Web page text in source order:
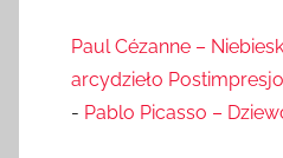
Paul Cézanne –
arcydzieło
- Pablo Picasso –